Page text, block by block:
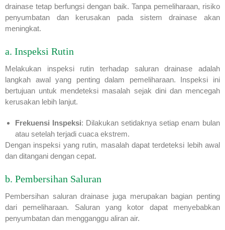
drainase tetap berfungsi dengan baik. Tanpa pemeliharaan, risiko
penyumbatan dan kerusakan pada sistem drainase akan
meningkat.
a. Inspeksi Rutin
Melakukan inspeksi rutin terhadap saluran drainase adalah
langkah awal yang penting dalam pemeliharaan. Inspeksi ini
bertujuan untuk mendeteksi masalah sejak dini dan mencegah
kerusakan lebih lanjut.
Frekuensi Inspeksi: Dilakukan setidaknya setiap enam bulan
atau setelah terjadi cuaca ekstrem.
Dengan inspeksi yang rutin, masalah dapat terdeteksi lebih awal
dan ditangani dengan cepat.
b. Pembersihan Saluran
Pembersihan saluran drainase juga merupakan bagian penting
dari pemeliharaan. Saluran yang kotor dapat menyebabkan
penyumbatan dan mengganggu aliran air.